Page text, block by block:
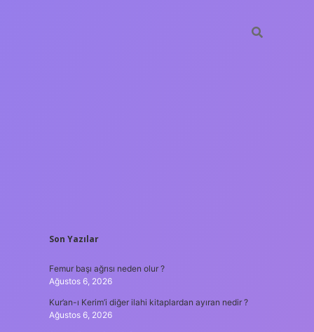
SIDEBAR
Son Yazılar
Femur başı ağrısı neden olur ?
Ağustos 6, 2026
Kur’an-ı Kerim’i diğer ilahi kitaplardan ayıran nedir ?
Ağustos 6, 2026